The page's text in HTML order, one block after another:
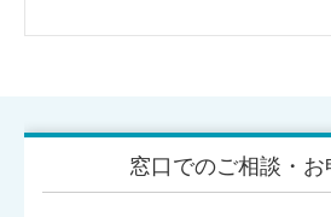
窓口でのご相談・